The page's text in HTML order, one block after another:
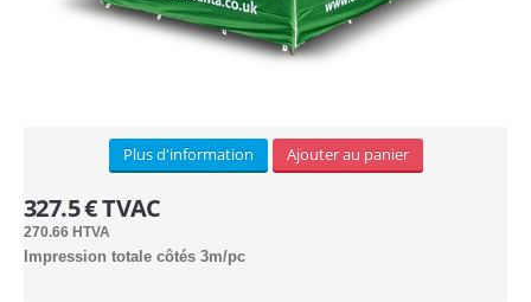
Plus d'information Ajouter au panier
327.5 € TVAC
270.66 HTVA
Impression totale côtés 3m/pc